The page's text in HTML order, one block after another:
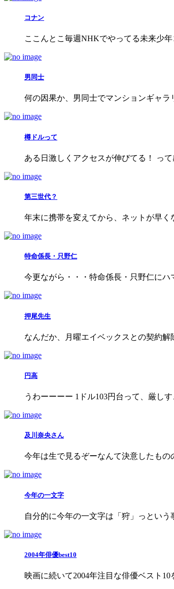
コナン
ここんとこ毎週NHKでやってる未来少
男同士
何の因果か、男同士でマンションギャ
樽ドルって
ある日激しくアクセスが伸びてる！ っ
第三世代？
年末に携帯を変えてから、ネットが早
特命係長・只野仁
今更ながら・・・特命係長・只野仁に
押尾先生
なんだか、月曜エイベックスとの契約
円高
うわーーーー 1ドル103円台って、厳し
及川奈央さん
今年は生で見るぞーなんて決意したも
今年の一文字
自分的に今年の一文字は「狩」っとい
2004年俳優best10
映画に続いて2004年注目な俳優ベスト